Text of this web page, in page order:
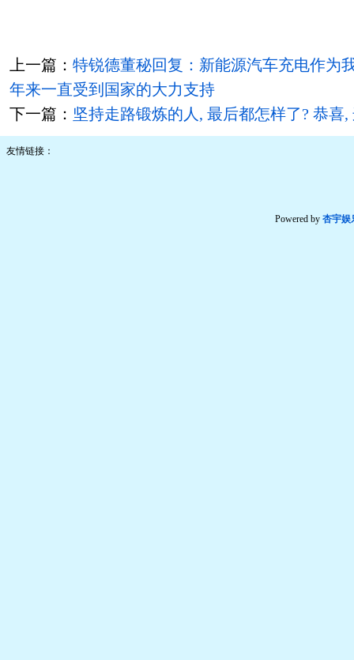
上一篇： 特锐德董秘回复：新能源汽车充电作为
年来一直受到国家的大力支持
下一篇： 坚持走路锻炼的人, 最后都怎样了? 恭喜
友情链接：
Powered by 杏宇娱